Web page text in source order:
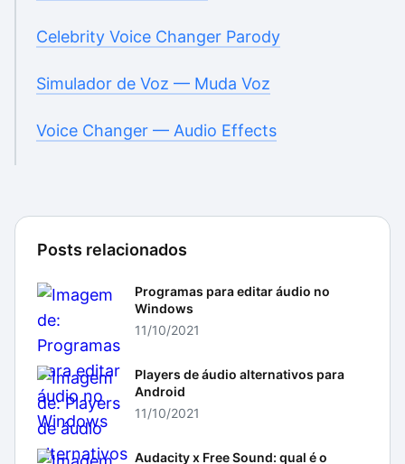
Celebrity Voice Changer Parody
Simulador de Voz — Muda Voz
Voice Changer — Audio Effects
Posts relacionados
Programas para editar áudio no
Windows
11/10/2021
Players de áudio alternativos para
Android
11/10/2021
Audacity x Free Sound: qual é o